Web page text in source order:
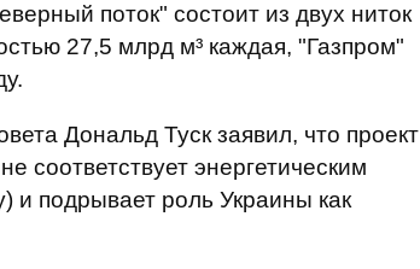
поток" состоит из двух ниток
27,5 млрд м³ каждая, "Газпром"
Дональд Туск заявил, что проект
соответствует энергетическим
и подрывает роль Украины как